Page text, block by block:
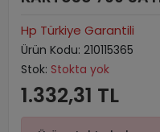
Hp Türkiye Garantili
Ürün Kodu: 210115365
Stok: Stokta yok
1.332,31 TL